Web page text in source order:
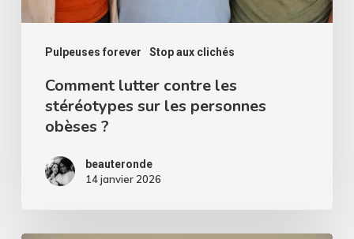
Pulpeuses forever Stop aux clichés
obèses
Comment lutter contre les
stéréotypes sur les personnes
obèses ?
beauteronde
14 janvier 2026